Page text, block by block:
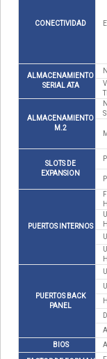
CONECTIVIDAD
ALMACENAMIENTO
SERIAL ATA
ALMACENAMIENTO
M.2
SLOTS DE
EXPANSION
PUERTOS INTERNOS
PUERTOS BACK
PANEL
BIOS